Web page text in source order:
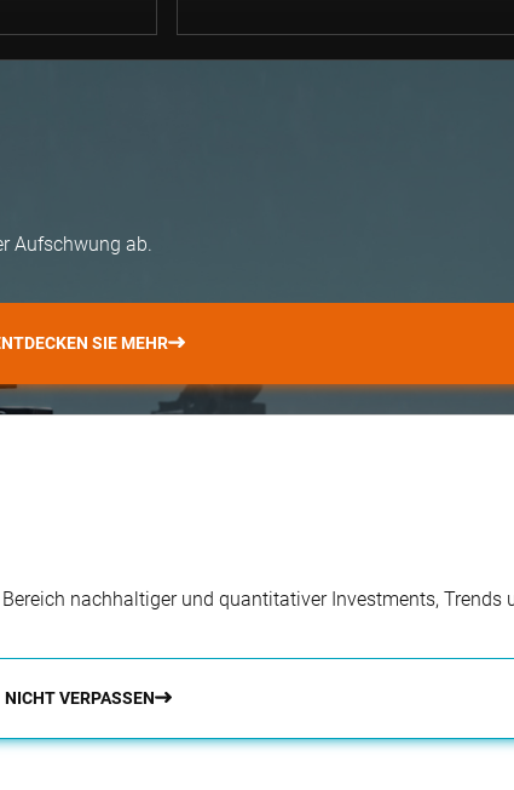
Aufschwung ab.
SIE MEHR
nachhaltiger und quantitativer Investments, Trends
NICHT VERPASSEN